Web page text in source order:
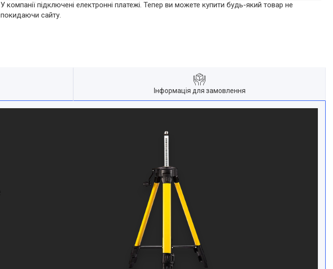
У компанії підключені електронні платежі. Тепер ви можете купити будь-який товар не
покидаючи сайту.
Інформація для замовлення